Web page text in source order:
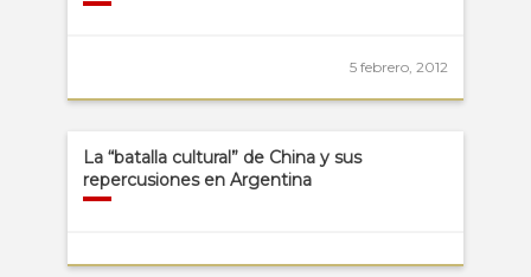
5 febrero, 2012
La “batalla cultural” de China y sus
repercusiones en Argentina